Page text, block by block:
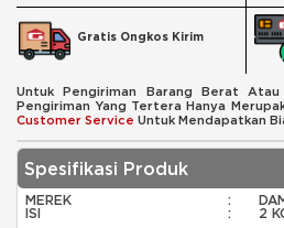
Gratis Ongkos Kirim
Untuk Pengiriman Barang Berat Atau
Pengiriman Yang Tertera Hanya
Customer Service Untuk Mendapatkan
Spesifikasi Produk
MEREK :
ISI
: 2